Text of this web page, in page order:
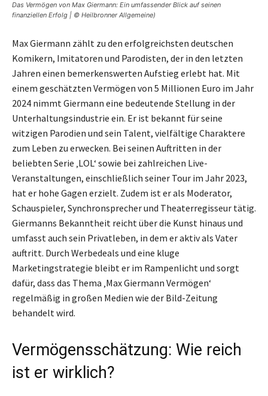
Das Vermögen von Max Giermann: Ein umfassender Blick auf seinen
finanziellen Erfolg | © Heilbronner Allgemeine)
Max Giermann zählt zu den erfolgreichsten deutschen
Komikern, Imitatoren und Parodisten, der in den letzten
Jahren einen bemerkenswerten Aufstieg erlebt hat. Mit
einem geschätzten Vermögen von 5 Millionen Euro im Jahr
2024 nimmt Giermann eine bedeutende Stellung in der
Unterhaltungsindustrie ein. Er ist bekannt für seine
witzigen Parodien und sein Talent, vielfältige Charaktere
zum Leben zu erwecken. Bei seinen Auftritten in der
beliebten Serie ‚LOL‘ sowie bei zahlreichen Live-
Veranstaltungen, einschließlich seiner Tour im Jahr 2023,
hat er hohe Gagen erzielt. Zudem ist er als Moderator,
Schauspieler, Synchronsprecher und Theaterregisseur tätig.
Giermanns Bekanntheit reicht über die Kunst hinaus und
umfasst auch sein Privatleben, in dem er aktiv als Vater
auftritt. Durch Werbedeals und eine kluge
Marketingstrategie bleibt er im Rampenlicht und sorgt
dafür, dass das Thema ‚Max Giermann Vermögen‘
regelmäßig in großen Medien wie der Bild-Zeitung
behandelt wird.
Vermögensschätzung: Wie reich
ist er wirklich?